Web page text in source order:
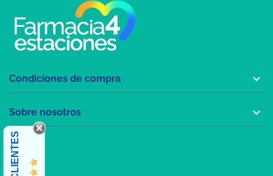
Condiciones de compra 
Sobre nosotros 